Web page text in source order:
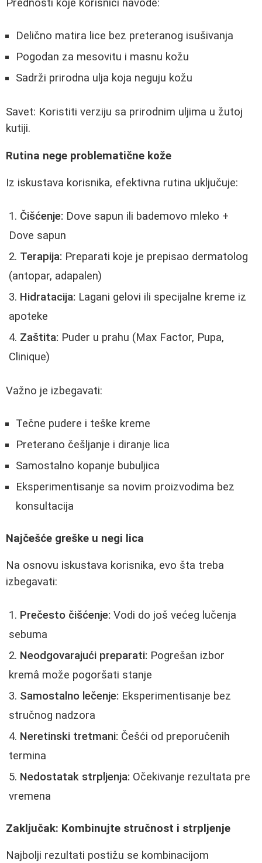
Prednosti koje korisnici navode:
Delično matira lice bez preteranog isušivanja
Pogodan za mesovitu i masnu kožu
Sadrži prirodna ulja koja neguju kožu
Savet: Koristiti verziju sa prirodnim uljima u žutoj
kutiji.
Rutina nege problematične kože
Iz iskustava korisnika, efektivna rutina uključuje:
Čišćenje: Dove sapun ili bademovo mleko +
Dove sapun
Terapija: Preparati koje je prepisao dermatolog
(antopar, adapalen)
Hidratacija: Lagani gelovi ili specijalne kreme iz
apoteke
Zaštita: Puder u prahu (Max Factor, Pupa,
Clinique)
Važno je izbegavati:
Tečne pudere i teške kreme
Preterano češljanje i diranje lica
Samostalno kopanje bubuljica
Eksperimentisanje sa novim proizvodima bez
konsultacija
Najčešće greške u negi lica
Na osnovu iskustava korisnika, evo šta treba
izbegavati:
Prečesto čišćenje: Vodi do još većeg lučenja
sebuma
Neodgovarajući preparati: Pogrešan izbor
kremâ može pogoršati stanje
Samostalno lečenje: Eksperimentisanje bez
stručnog nadzora
Neretinski tretmani: Češći od preporučenih
termina
Nedostatak strpljenja: Očekivanje rezultata pre
vremena
Zaključak: Kombinujte stručnost i strpljenje
Najbolji rezultati postižu se kombinacijom